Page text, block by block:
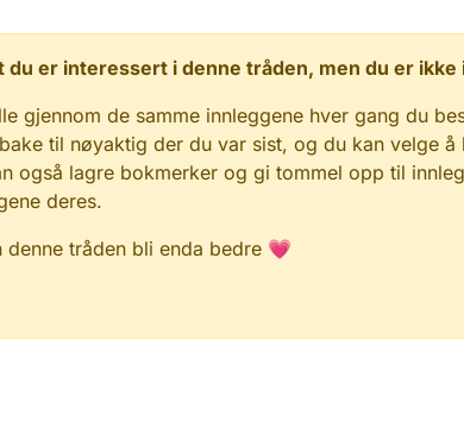
du er interessert i denne tråden, men du er ikke
gjennom de samme innleggene hver gang du
til nøyaktig der du var sist, og du kan velge
også lagre bokmerker og gi tommel opp til
deres.
tråden bli enda bedre 💗